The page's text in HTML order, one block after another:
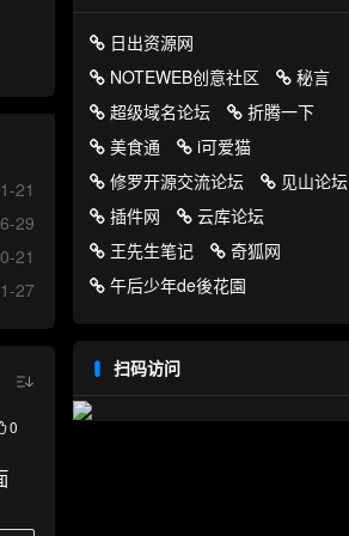
21
29
21
27
0
日出资源网
NOTEWEB创意社区
秘言
超级域名论坛
折腾一下
美食通
i可爱猫
修罗开源交流论坛
见山论坛
插件网
云库论坛
王先生笔记
奇狐网
午后少年de後花園
扫码访问